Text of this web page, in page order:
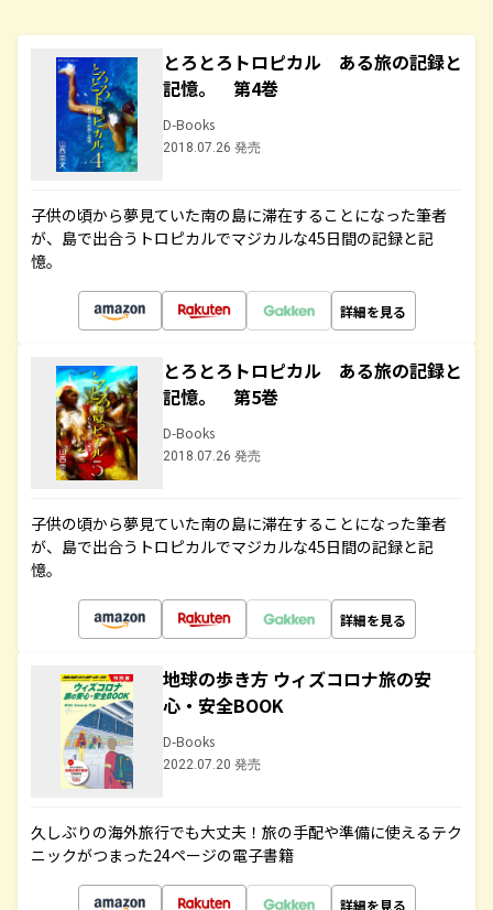
とろとろトロピカル ある旅の記録と
記憶。 第4巻
D-Books
2018.07.26 発売
子供の頃から夢見ていた南の島に滞在することになった筆者
が、島で出合うトロピカルでマジカルな45日間の記録と記
憶。
詳細を見る
とろとろトロピカル ある旅の記録と
記憶。 第5巻
D-Books
2018.07.26 発売
子供の頃から夢見ていた南の島に滞在することになった筆者
が、島で出合うトロピカルでマジカルな45日間の記録と記
憶。
詳細を見る
地球の歩き方 ウィズコロナ旅の安
心・安全BOOK
D-Books
2022.07.20 発売
久しぶりの海外旅行でも大丈夫！旅の手配や準備に使えるテク
ニックがつまった24ページの電子書籍
詳細を見る